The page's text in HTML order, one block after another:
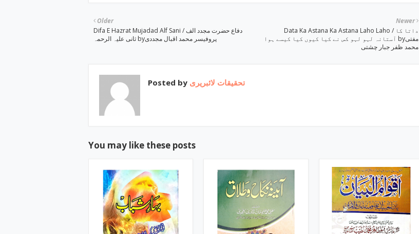
Newer
Data Ka Astana Ka Astana Laho Laho / داتا کا
آستانہ لہو لہو کس نے کیا کیوں کیا کیسے ہوا byمفتی
محمد ظفر جبار چشتی
Older
Difa E Hazrat Mujadad Alf Sani / دفاع حضرت مجدد الف
ثانی علیہ الرحمہ byپروفیسر محمد اقبال مجددی
Posted by تحقیقات لائبریری
You may like these posts